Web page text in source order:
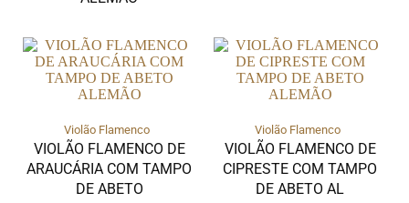
Violão Flamenco
VIOLÃO FLAMENCO DE
ARAUCÁRIA COM TAMPO
DE ABETO
Violão Flamenco
VIOLÃO FLAMENCO DE
CIPRESTE COM TAMPO
DE ABETO AL